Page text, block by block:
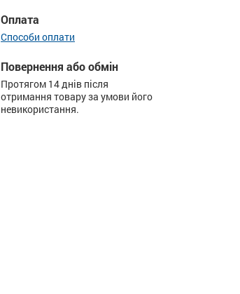
Оплата
Способи оплати
Повернення або обмін
Протягом 14 днів після
отримання товару за умови його
невикористання.